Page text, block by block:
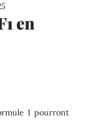
en
1 pourront